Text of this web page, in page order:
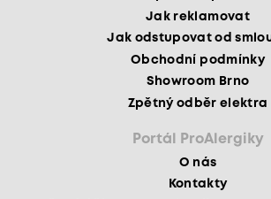
Jak reklamovat
Jak odstupovat od
Obchodní podmínky
Showroom Brno
Zpětný odběr elektra
Portál ProAlergiky
O nás
Kontakty